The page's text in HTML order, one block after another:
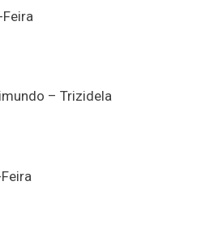
– Trizidela